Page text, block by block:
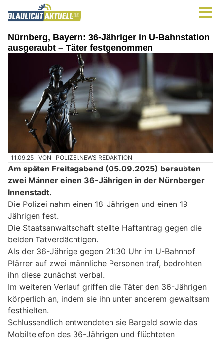
Nürnberg, Bayern: 36-Jähriger in U-Bahnstation
ausgeraubt – Täter festgenommen
11.09.25 VON POLIZEI.NEWS REDAKTION
Am späten Freitagabend (05.09.2025) beraubten
zwei Männer einen 36-Jährigen in der Nürnberger
Innenstadt.
Die Polizei nahm einen 18-Jährigen und einen 19-
Jährigen fest.
Die Staatsanwaltschaft stellte Haftantrag gegen die
beiden Tatverdächtigen.
Als der 36-Jährige gegen 21:30 Uhr im U-Bahnhof
Plärrer auf zwei männliche Personen traf, bedrohten
ihn diese zunächst verbal.
Im weiteren Verlauf griffen die Täter den 36-Jährigen
körperlich an, indem sie ihn unter anderem gewaltsam
festhielten.
Schlussendlich entwendeten sie Bargeld sowie das
Mobiltelefon des 36-Jährigen und flüchteten